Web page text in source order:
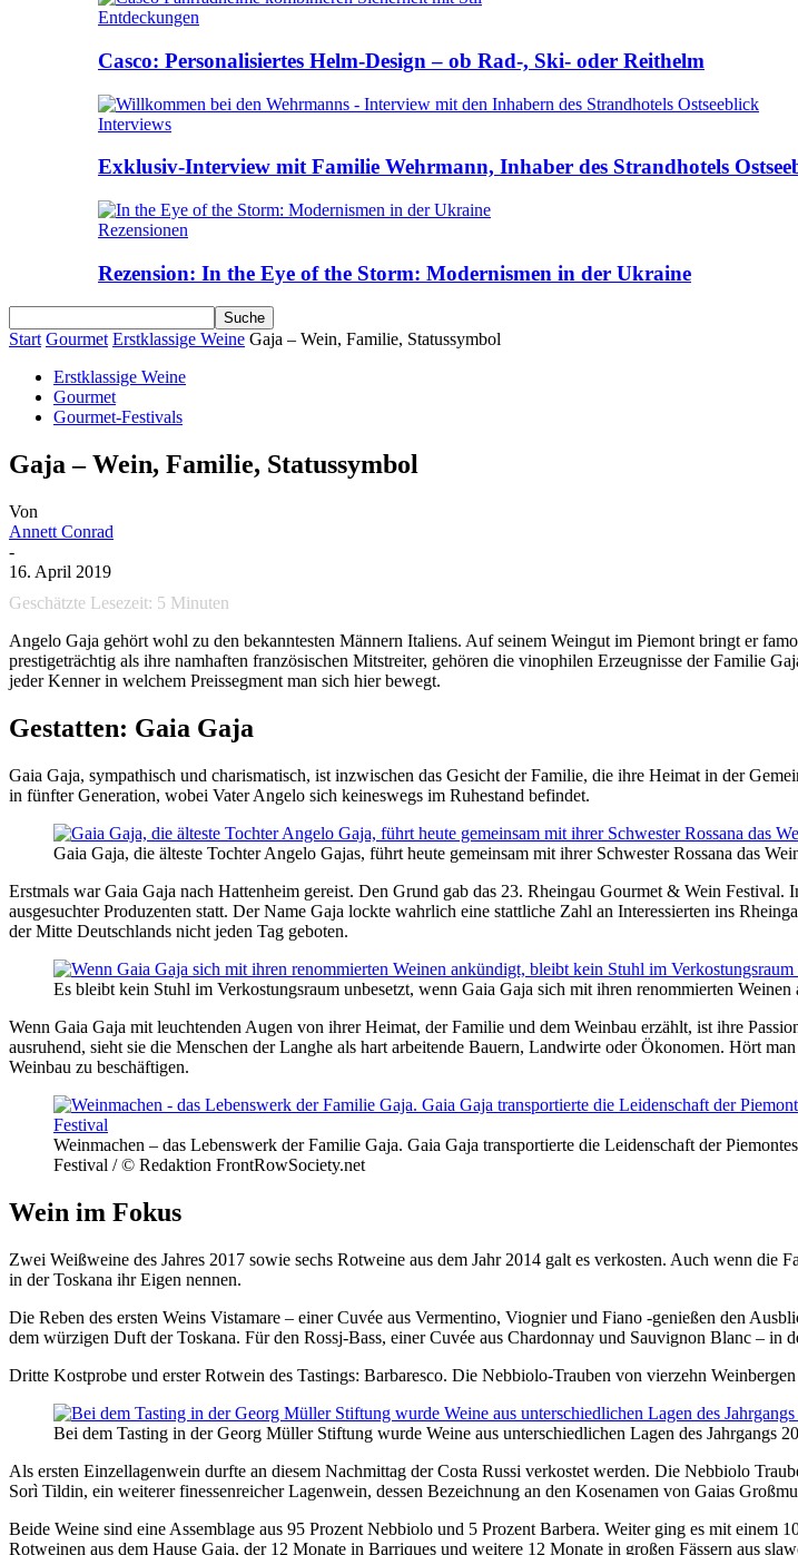
Entdeckungen
Casco: Personalisiertes Helm-Design – ob Rad-, Ski- oder Reithelm
Interviews
Exklusiv-Interview mit Familie Wehrmann, Inhaber des Strandhotels
Rezensionen
Rezension: In the Eye of the Storm: Modernismen in der Ukraine
Start Gourmet Erstklassige Weine Gaja – Wein, Familie, Statussymbol
Erstklassige Weine
Gourmet
Gourmet-Festivals
Gaja – Wein, Familie, Statussymbol
Von
Annett Conrad
-
16. April 2019
Geschätzte Lesezeit: 5 Minuten
Angelo Gaja gehört wohl zu den bekanntesten Männern Italiens. Auf seinem Weingut im Piemont bringt er
prestigeträchtig als ihre namhaften französischen Mitstreiter, gehören die vinophilen Erzeugnisse der Familie
jeder Kenner in welchem Preissegment man sich hier bewegt.
Gestatten: Gaia Gaja
Gaia Gaja, sympathisch und charismatisch, ist inzwischen das Gesicht der Familie, die ihre Heimat in der
in fünfter Generation, wobei Vater Angelo sich keineswegs im Ruhestand befindet.
Gaia Gaja, die älteste Tochter Angelo Gajas, führt heute gemeinsam mit ihrer Schwester Rossana das
Erstmals war Gaia Gaja nach Hattenheim gereist. Den Grund gab das 23. Rheingau Gourmet & Wein
ausgesuchter Produzenten statt. Der Name Gaja lockte wahrlich eine stattliche Zahl an Interessierten ins
der Mitte Deutschlands nicht jeden Tag geboten.
Es bleibt kein Stuhl im Verkostungsraum unbesetzt, wenn Gaia Gaja sich mit ihren renommierten
Wenn Gaia Gaja mit leuchtenden Augen von ihrer Heimat, der Familie und dem Weinbau erzählt, ist ihre
ausruhend, sieht sie die Menschen der Langhe als hart arbeitende Bauern, Landwirte oder Ökonomen. Hört
Weinbau zu beschäftigen.
Weinmachen – das Lebenswerk der Familie Gaja. Gaia Gaja transportierte die Leidenschaft der
Festival / © Redaktion FrontRowSociety.net
Wein im Fokus
Zwei Weißweine des Jahres 2017 sowie sechs Rotweine aus dem Jahr 2014 galt es verkosten. Auch wenn
in der Toskana ihr Eigen nennen.
Die Reben des ersten Weins Vistamare – einer Cuvée aus Vermentino, Viognier und Fiano -genießen den
dem würzigen Duft der Toskana. Für den Rossj-Bass, einer Cuvée aus Chardonnay und Sauvignon Blanc – in
Dritte Kostprobe und erster Rotwein des Tastings: Barbaresco. Die Nebbiolo-Trauben von vierzehn
Bei dem Tasting in der Georg Müller Stiftung wurde Weine aus unterschiedlichen Lagen des Jahrgangs
Als ersten Einzellagenwein durfte an diesem Nachmittag der Costa Russi verkostet werden. Die Nebbiolo
Sorì Tildin, ein weiterer finessenreicher Lagenwein, dessen Bezeichnung an den Kosenamen von Gaias
Beide Weine sind eine Assemblage aus 95 Prozent Nebbiolo und 5 Prozent Barbera. Weiter ging es mit
Rotweinen aus dem Hause Gaja, der 12 Monate in Barriques und weitere 12 Monate in großen Fässern aus